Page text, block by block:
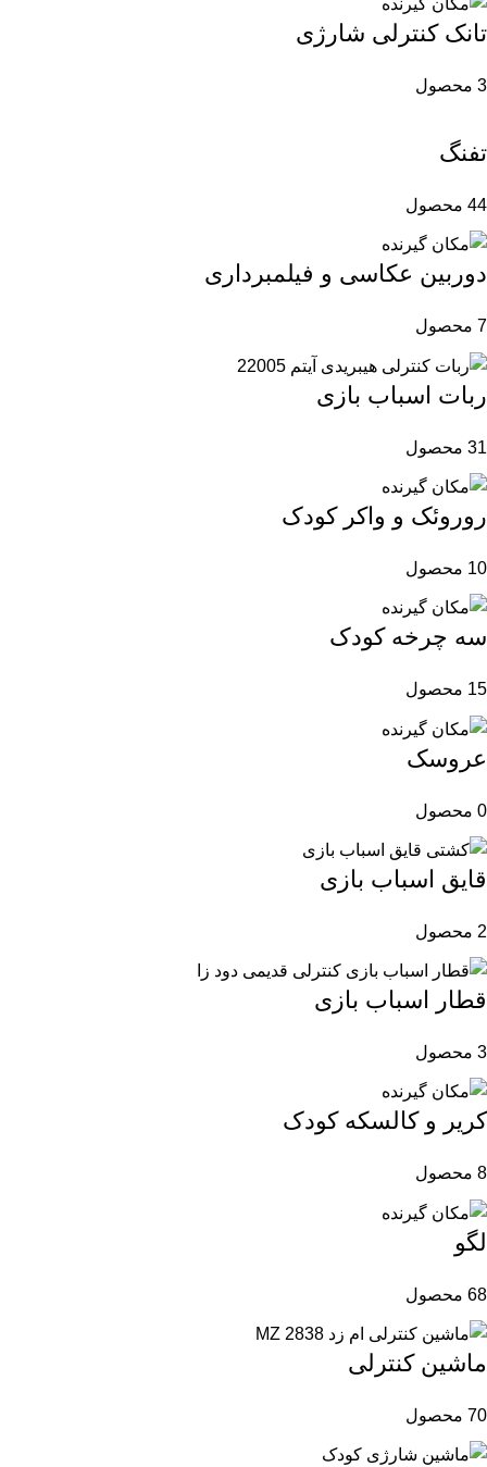
تانک کنترلی شارژی
3 محصول
تفنگ
44 محصول
دوربین عکاسی و فیلمبرداری
7 محصول
ربات اسباب بازی
31 محصول
روروئک و واکر کودک
10 محصول
سه چرخه کودک
15 محصول
عروسک
0 محصول
قایق اسباب بازی
2 محصول
قطار اسباب بازی
3 محصول
کریر و کالسکه کودک
8 محصول
لگو
68 محصول
ماشین کنترلی
70 محصول